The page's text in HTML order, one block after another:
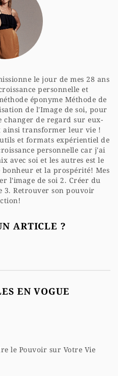
le jour de mes 28 ans
personnelle et
éponyme Méthode de
de l'Image de soi, pour
changer de regard sur eux-
ainsi transformer leur vie !
et formats expérientiel de
personnelle car j'ai
avec soi et les autres est le
et la prospérité! Mes
l'image de soi 2. Créer du
3. Retrouver son pouvoir
ARTICLE ?
EN VOGUE
le Pouvoir sur Votre Vie